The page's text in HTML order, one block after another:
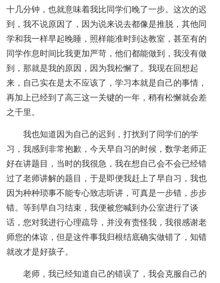
十几分钟，也就意味着我比同学们晚了一步。这次的迟
到，我不说原因了，因为说来说去都像是推脱，其他同
学和我一样早起晚睡，照样能准时到达教室，甚至有的
同学作息时间比我更加严苛，他们都能做到，我没有做
到，那就是我的原因，因为我松懈了。我现在回想起
来，自己实在是太不应该了，学习本就是自己的事情，
再加上已经到了高三这一关键的一年，稍有松懈就会差
之千里。
我也知道因为自己的迟到，打扰到了同学们的学
习，我感到非常抱歉，今天早自习的时候，数学老师正
好在讲题目，当时的我很急，我在想自己会不会已经错
过了老师讲解的题目，于是即便我赶上了早自习，我也
因为种种琐事不能专心致志听讲，可真是一步错，步步
错。等到早自习结束，我便被您喊到办公室进行了谈
话，您对我进行心理疏导，并没有责怪我，我很感谢老
师您的体谅，但是这件事我归根结底确实做错了，知错
就改才是好孩子。
老师，我已经知道自己的错误了，我会克服自己的